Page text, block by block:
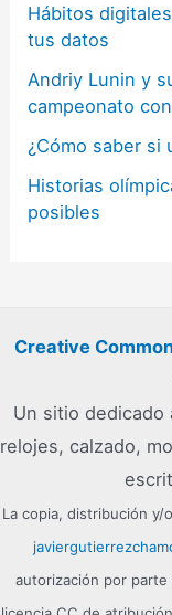
Hábitos
tus datos
Andriy Lunin y
campeonato
¿Cómo saber si
Historias
posibles
Creative
Un sitio dedicado
relojes, calzado,
La copia, distribución
autorización por